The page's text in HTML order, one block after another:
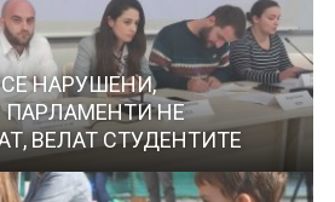
НАРУШЕНИ,
ПАРЛАМЕНТИ НЕ
ВЕЛАТ СТУДЕНТИТЕ